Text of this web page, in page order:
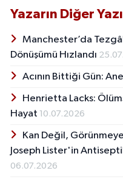
Yazarın Diğer
Manchester’da
Dönüşümü Hızlandı
Acının Bittiği Gün:
Henrietta Lacks:
Hayat 10.07.2026
Kan Değil,
Joseph Lister'in
06.07.2026